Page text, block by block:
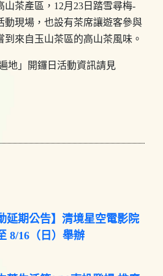
茶產區，12月23日踏雪尋梅-
動現場，也設有茶席讓遊客參與
到來自玉山茶區的高山茶風味。
地」開鑼日活動資訊請見
延期公告】清境星空電影院
8/16（日）舉辦